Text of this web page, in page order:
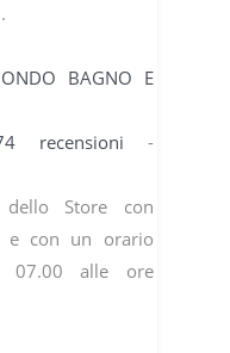
BAGNO E
recensioni -
dello Store con
e con un orario
07.00 alle ore